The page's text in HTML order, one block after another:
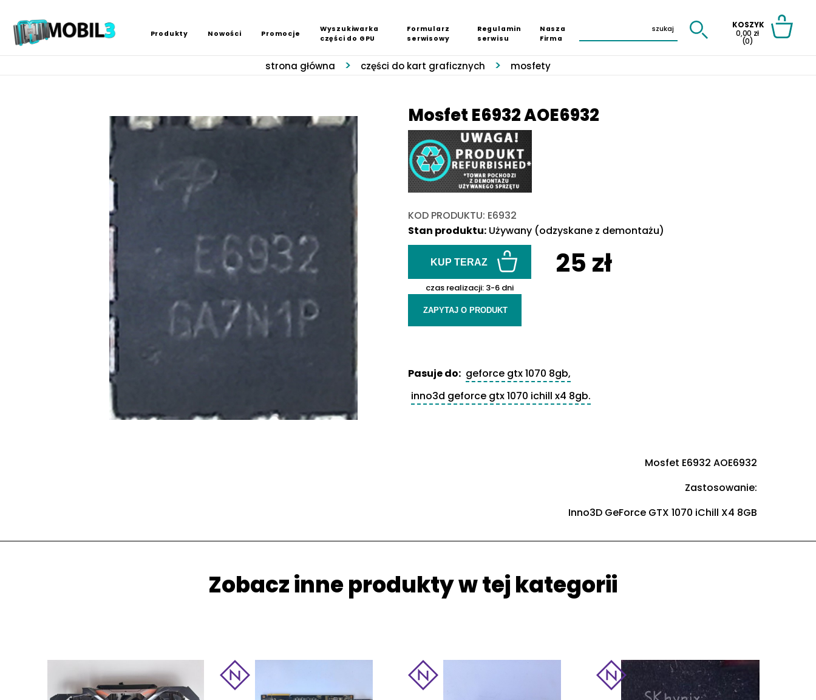
Produkty Nowości Promocje
Wyszukiwarka
części do GPU
Formularz
serwisowy
Regulamin
serwisu
Nasza
Firma
KOSZYK
0,00 zł
(0)
strona główna części do kart graficznych mosfety
Mosfet E6932 AOE6932
KOD PRODUKTU: E6932
Stan produktu: Używany (odzyskane z demontażu)
25 zł
KUP TERAZ
czas realizacji: 3-6 dni
ZAPYTAJ O PRODUKT
Pasuje do: geforce gtx 1070 8gb,
inno3d geforce gtx 1070 ichill x4 8gb.
Mosfet E6932 AOE6932
Zastosowanie:
Inno3D GeForce GTX 1070 iChill X4 8GB
Zobacz inne produkty w tej kategorii